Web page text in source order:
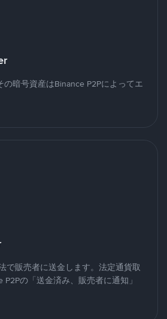
の暗号資産はBinance P2Pによってエ
で販売者に送金します。法定通貨取
の「送金済み、販売者に通知」